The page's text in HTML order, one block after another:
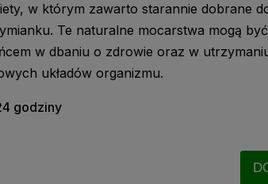
w którym zawarto starannie dobrane
Te naturalne mocarstwa mogą
w dbaniu o zdrowie oraz w
układów organizmu.
godziny